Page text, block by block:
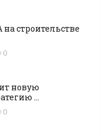
строительстве
0
новую
...
0